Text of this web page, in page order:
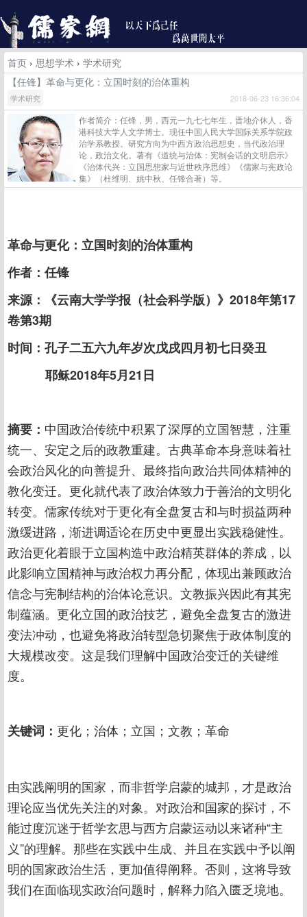
首页 › 思想学术 › 学术研究
【任锋】革命与更化：立国时刻的治体重构
学术研究 2018-06-23 16:36:04
作者简介：任锋，男，西元一九七七年生，晋地介休人，香
港科技大学人文学博士。现任中国人民大学国际关系学院政
治学系教授。研究方向为中西方政治思想史，当代政治理
论，政治文化。著有《道统与治体：宪制会话的文明启示》
《治体代兴：立国思想家与近世秩序思维》《儒家与宪政论
集》（杜维明、姚中秋、任锋合著）等。
革命与更化：立国时刻的治体重构
作者：任锋
来源：《云南大学学报（社会科学版）》2018年第17
卷第3期
时间：孔子二五六九年岁次戊戌四月初七日癸丑
耶稣2018年5月21日
摘要： 中国政治传统中积累了深厚的立国智慧，注重
统一、安定之后的政教重建。古典革命本身意味着社
会政治风化的向善提升、最终指向政治共同体精神的
教化变迁。更化就代表了政治体致力于善治的文明化
转变。儒家传统对于更化有全盘复古和与时损益两种
激缓进路，渐进调适论在历史中更显出实践稳健性。
政治更化着眼于立国构造中政治精英群体的养成，以
此影响立国精神与政治权力再分配，体现出兼顾政治
信念与宪制结构的治体论意识。文教振兴因此有其宪
制蕴涵。更化立国的政治技艺，避免全盘复古的激进
变法冲动，也避免将政治转型急切聚焦于政体制度的
大规模改变。这是我们理解中国政治变迁的关键维
度。
关键词： 更化；治体；立国；文教；革命
由实践阐明的国家，而非哲学启蒙的城邦，才是政治
理论应当优先关注的对象。对政治和国家的探讨，不
能过度沉迷于哲学玄思与西方启蒙运动以来诸种“主
义”的理解。那些在实践中生成、并且在实践中予以阐
明的国家政治生活，更加值得阐释。否则，这将导致
我们在面临现实政治问题时，解释力陷入匮乏境地。